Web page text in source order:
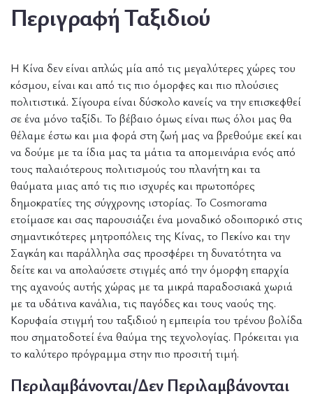
Περιγραφή Ταξιδιού
Η Κίνα δεν είναι απλώς μία από τις μεγαλύτερες χώρες του
κόσμου, είναι και από τις πιο όμορφες και πιο πλούσιες
πολιτιστικά. Σίγουρα είναι δύσκολο κανείς να την επισκεφθεί
σε ένα μόνο ταξίδι. Το βέβαιο όμως είναι πως όλοι μας θα
θέλαμε έστω και μια φορά στη ζωή μας να βρεθούμε εκεί και
να δούμε με τα ίδια μας τα μάτια τα απομεινάρια ενός από
τους παλαιότερους πολιτισμούς του πλανήτη και τα
θαύματα μιας από τις πιο ισχυρές και πρωτοπόρες
δημοκρατίες της σύγχρονης ιστορίας. Το Cosmorama
ετοίμασε και σας παρουσιάζει ένα μοναδικό οδοιπορικό στις
σημαντικότερες μητροπόλεις της Κίνας, το Πεκίνο και την
Σαγκάη και παράλληλα σας προσφέρει τη δυνατότητα να
δείτε και να απολαύσετε στιγμές από την όμορφη επαρχία
της αχανούς αυτής χώρας με τα μικρά παραδοσιακά χωριά
με τα υδάτινα κανάλια, τις παγόδες και τους ναούς της.
Κορυφαία στιγμή του ταξιδιού η εμπειρία του τρένου βολίδα
που σηματοδοτεί ένα θαύμα της τεχνολογίας. Πρόκειται για
το καλύτερο πρόγραμμα στην πιο προσιτή τιμή.
Περιλαμβάνονται/Δεν Περιλαμβάνονται